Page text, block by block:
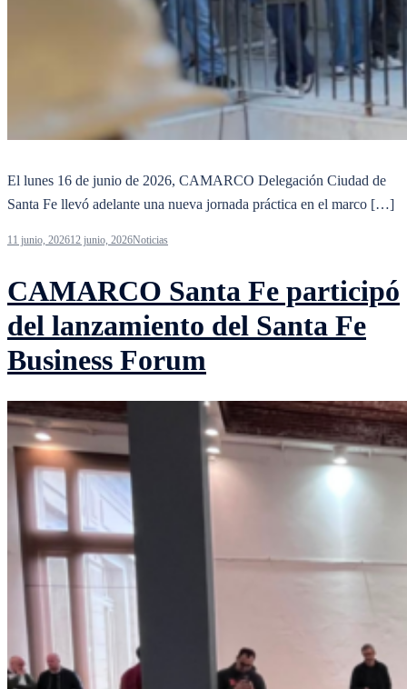
El lunes 16 de junio de 2026, CAMARCO Delegación Ciudad de
Santa Fe llevó adelante una nueva jornada práctica en el marco […]
11 junio, 202612 junio, 2026Noticias
CAMARCO Santa Fe participó
del lanzamiento del Santa Fe
Business Forum